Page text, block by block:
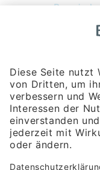
Bayerische
Rosenheimer Str.
81671 München
Tel:+49 180
(Festnetz 14 ct/min,
Hotline